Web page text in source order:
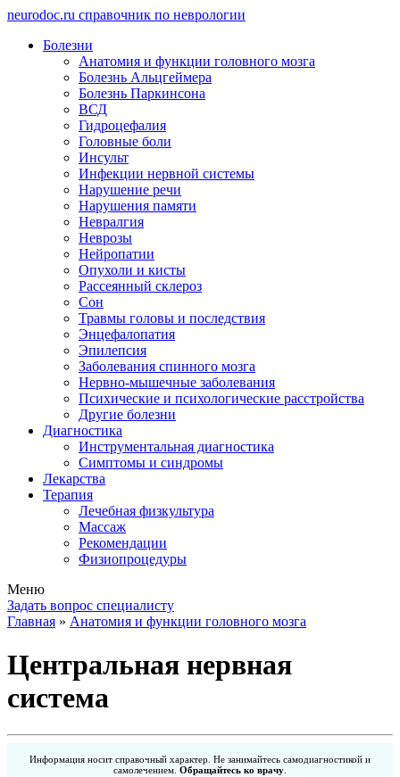
neurodoc.ru справочник по неврологии
Болезни
Анатомия и функции головного мозга
Болезнь Альцгеймера
Болезнь Паркинсона
ВСД
Гидроцефалия
Головные боли
Инсульт
Инфекции нервной системы
Нарушение речи
Нарушения памяти
Невралгия
Неврозы
Нейропатии
Опухоли и кисты
Рассеянный склероз
Сон
Травмы головы и последствия
Энцефалопатия
Эпилепсия
Заболевания спинного мозга
Нервно-мышечные заболевания
Психические и психологические расстройства
Другие болезни
Диагностика
Инструментальная диагностика
Симптомы и синдромы
Лекарства
Терапия
Лечебная физкультура
Массаж
Рекомендации
Физиопроцедуры
Меню
Задать вопрос специалисту
Главная » Анатомия и функции головного мозга
Центральная нервная
система
Информация носит справочный характер. Не занимайтесь самодиагностикой и
самолечением. Обращайтесь ко врачу